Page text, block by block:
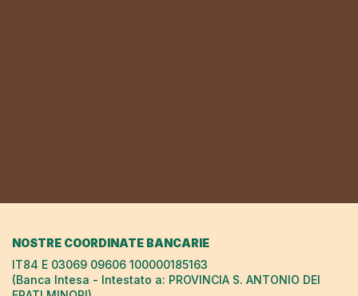
NOSTRE COORDINATE BANCARIE
IT84 E 03069 09606 100000185163
(Banca Intesa - Intestato a: PROVINCIA S. ANTONIO DEI